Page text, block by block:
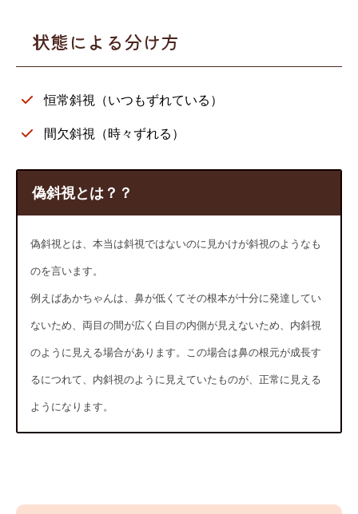
状態による分け方
恒常斜視（いつもずれている）
間欠斜視（時々ずれる）
偽斜視とは？？
偽斜視とは、本当は斜視ではないのに見かけが斜視のようなも
のを言います。
例えばあかちゃんは、鼻が低くてその根本が十分に発達してい
ないため、両目の間が広く白目の内側が見えないため、内斜視
のように見える場合があります。この場合は鼻の根元が成長す
るにつれて、内斜視のように見えていたものが、正常に見える
ようになります。